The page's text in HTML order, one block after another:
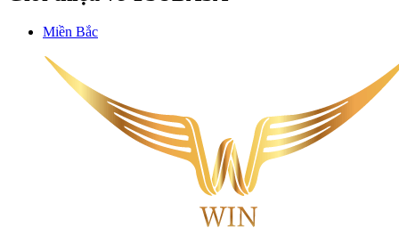
Miền Bắc